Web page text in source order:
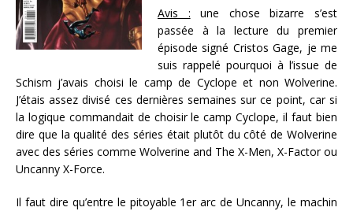
Avis : une chose bizarre s’est
passée à la lecture du premier
épisode signé Cristos Gage, je me
suis rappelé pourquoi à l’issue de
Schism j’avais choisi le camp de Cyclope et non Wolverine.
J’étais assez divisé ces dernières semaines sur ce point, car si
la logique commandait de choisir le camp Cyclope, il faut bien
dire que la qualité des séries était plutôt du côté de Wolverine
avec des séries comme Wolverine and The X-Men, X-Factor ou
Uncanny X-Force.
Il faut dire qu’entre le pitoyable 1er arc de Uncanny, le machin